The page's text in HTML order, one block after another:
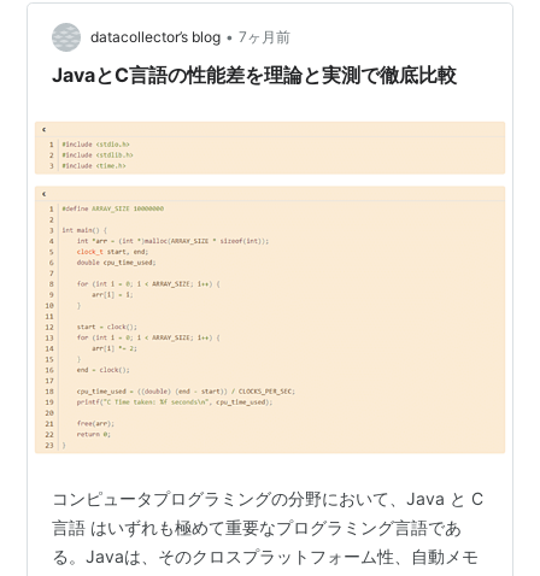
datacollector’s blog • 7ヶ月前
JavaとC言語の性能差を理論と実測で徹底比較
コンピュータプログラミングの分野において、Java と C
言語 はいずれも極めて重要なプログラミング言語であ
る。Javaは、そのクロスプラットフォーム性、自動メモ